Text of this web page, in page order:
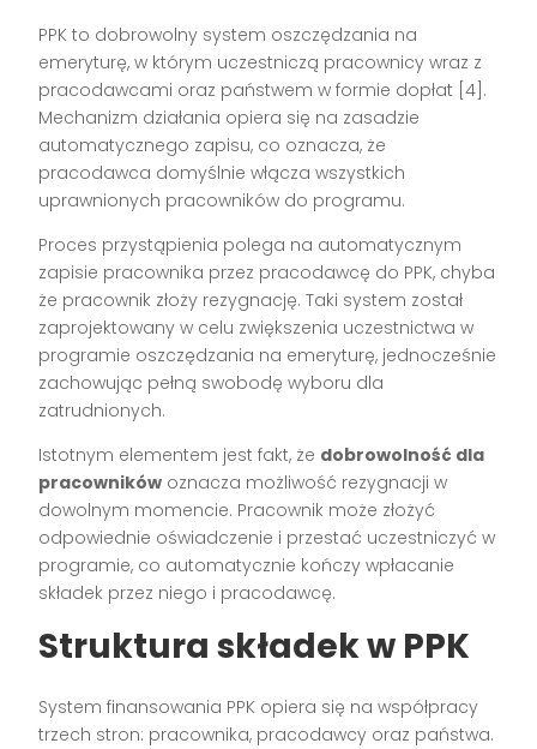
PPK to dobrowolny system oszczędzania na
emeryturę, w którym uczestniczą pracownicy wraz z
pracodawcami oraz państwem w formie dopłat [4].
Mechanizm działania opiera się na zasadzie
automatycznego zapisu, co oznacza, że
pracodawca domyślnie włącza wszystkich
uprawnionych pracowników do programu.
Proces przystąpienia polega na automatycznym
zapisie pracownika przez pracodawcę do PPK, chyba
że pracownik złoży rezygnację. Taki system został
zaprojektowany w celu zwiększenia uczestnictwa w
programie oszczędzania na emeryturę, jednocześnie
zachowując pełną swobodę wyboru dla
zatrudnionych.
Istotnym elementem jest fakt, że dobrowolność dla
pracowników oznacza możliwość rezygnacji w
dowolnym momencie. Pracownik może złożyć
odpowiednie oświadczenie i przestać uczestniczyć w
programie, co automatycznie kończy wpłacanie
składek przez niego i pracodawcę.
Struktura składek w PPK
System finansowania PPK opiera się na współpracy
trzech stron: pracownika, pracodawcy oraz państwa.